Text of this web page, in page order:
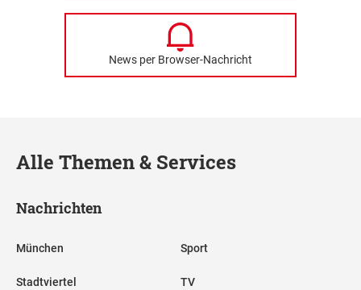
News per Browser-Nachricht
Alle Themen & Services
Nachrichten
München
Stadtviertel
Sport
TV